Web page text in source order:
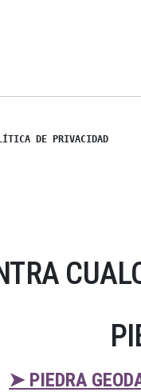
DE PRIVACIDAD
➤ PIEDRA